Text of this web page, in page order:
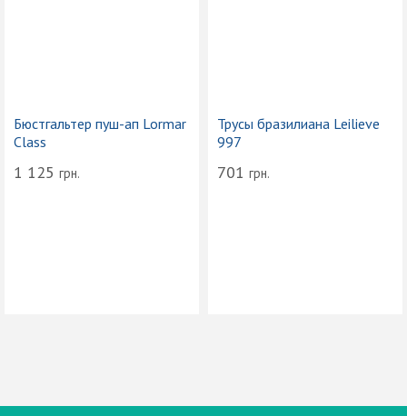
Бюстгальтер пуш-ап Lormar
Class
1 125 грн.
Трусы бразилиана Leilieve
997
701 грн.